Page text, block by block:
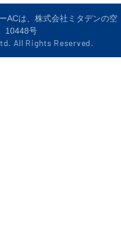
ACは、株式会社ミタデンの空
10448号
All Rights Reserved.